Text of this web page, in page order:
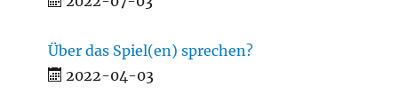
Über das Spiel(en) sprechen?
2022-04-03